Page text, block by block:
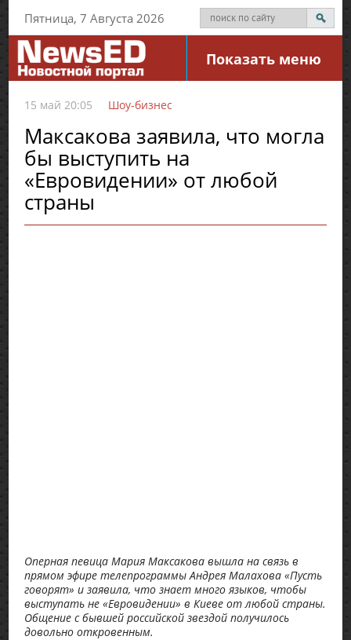
Пятница, 7 Августа 2026
Показать меню
15 май 20:05 Шоу-бизнес
Максакова заявила, что могла
бы выступить на
«Евровидении» от любой
страны
Оперная певица Мария Максакова вышла на связь в
прямом эфире телепрограммы Андрея Малахова «Пусть
говорят» и заявила, что знает много языков, чтобы
выступать не «Евровидении» в Киеве от любой страны.
Общение с бывшей российской звездой получилось
довольно откровенным.